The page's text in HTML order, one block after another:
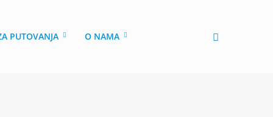
PUTOVANJA O NAMA